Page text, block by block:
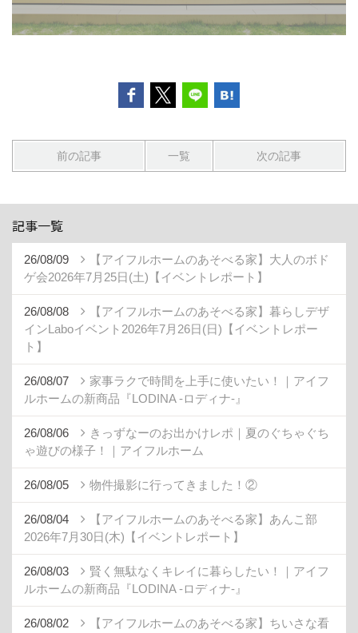
前の記事 一覧 次の記事
記事一覧
26/08/09
【アイフルホームのあそべる家】大人のボド
ゲ会2026年7月25日(土)【イベントレポート】
26/08/08
【アイフルホームのあそべる家】暮らしデザ
インLaboイベント2026年7月26日(日)【イベントレポー
ト】
26/08/07
家事ラクで時間を上手に使いたい！｜アイフ
ルホームの新商品『LODINA -ロディナ-』
26/08/06
きっずなーのお出かけレポ｜夏のぐちゃぐち
ゃ遊びの様子！｜アイフルホーム
26/08/05 物件撮影に行ってきました！②
26/08/04
【アイフルホームのあそべる家】あんこ部
2026年7月30日(木)【イベントレポート】
26/08/03
賢く無駄なくキレイに暮らしたい！｜アイフ
ルホームの新商品『LODINA -ロディナ-』
26/08/02
【アイフルホームのあそべる家】ちいさな看